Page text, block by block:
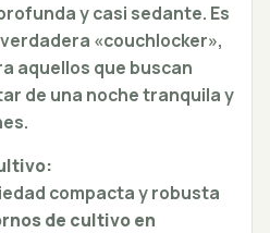
y casi sedante. Es
«couchlocker»,
aquellos que buscan
de una noche tranquila y
compacta y robusta
de cultivo en